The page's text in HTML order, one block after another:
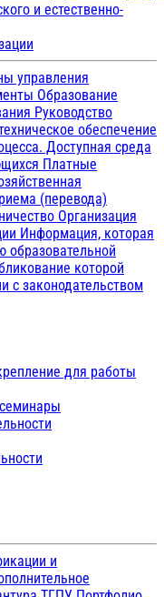
и естественно-
управления
Образование
Руководство
обеспечение
Доступная среда
Платные
(перевода)
Организация
Информация, которая
образовательной
которой
с законодательством
для работы
и